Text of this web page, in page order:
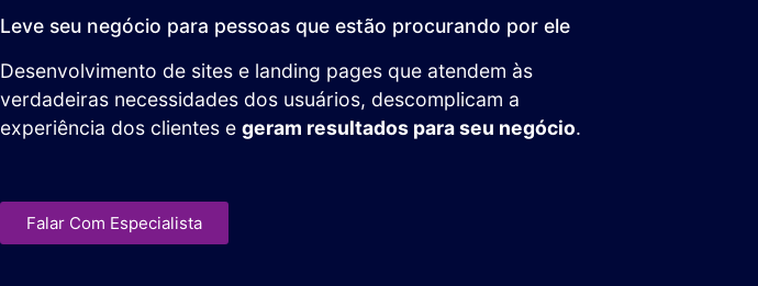
Leve seu negócio para pessoas que estão procurando por ele
Desenvolvimento de sites e landing pages que atendem às
verdadeiras necessidades dos usuários, descomplicam a
experiência dos clientes e geram resultados para seu negócio.
Falar Com Especialista